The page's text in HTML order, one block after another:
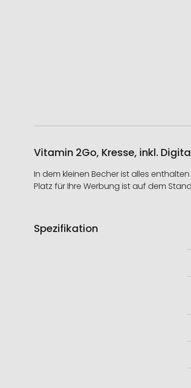
Vitamin 2Go, Kresse, inkl.
In dem kleinen Becher ist alles
Platz für Ihre Werbung ist auf dem
Spezifikation